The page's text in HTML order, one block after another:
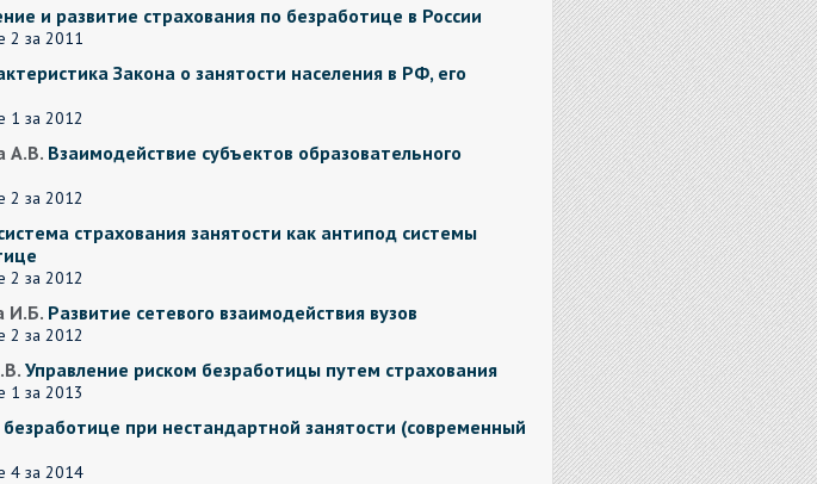
и развитие страхования по безработице в России
2 за 2011
Закона о занятости населения в РФ, его
1 за 2012
А.В. Взаимодействие субъектов образовательного
2 за 2012
страхования занятости как антипод системы
2 за 2012
И.Б. Развитие сетевого взаимодействия вузов
2 за 2012
Управление риском безработицы путем страхования
1 за 2013
при нестандартной занятости (современный
4 за 2014